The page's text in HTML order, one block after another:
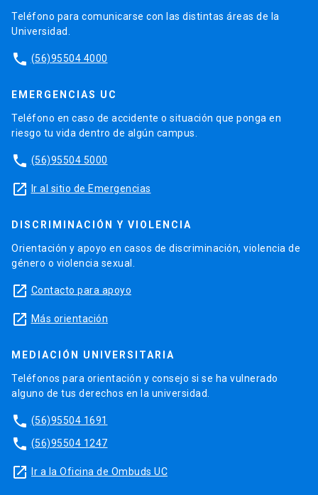
Teléfono para comunicarse con las distintas áreas de la
Universidad.
phone (56)95504 4000
EMERGENCIAS UC
Teléfono en caso de accidente o situación que ponga en
riesgo tu vida dentro de algún campus.
phone (56)95504 5000
launch Ir al sitio de Emergencias
DISCRIMINACIÓN Y VIOLENCIA
Orientación y apoyo en casos de discriminación, violencia de
género o violencia sexual.
launch Contacto para apoyo
launch Más orientación
MEDIACIÓN UNIVERSITARIA
Teléfonos para orientación y consejo si se ha vulnerado
alguno de tus derechos en la universidad.
phone (56)95504 1691
phone (56)95504 1247
launch Ir a la Oficina de Ombuds UC